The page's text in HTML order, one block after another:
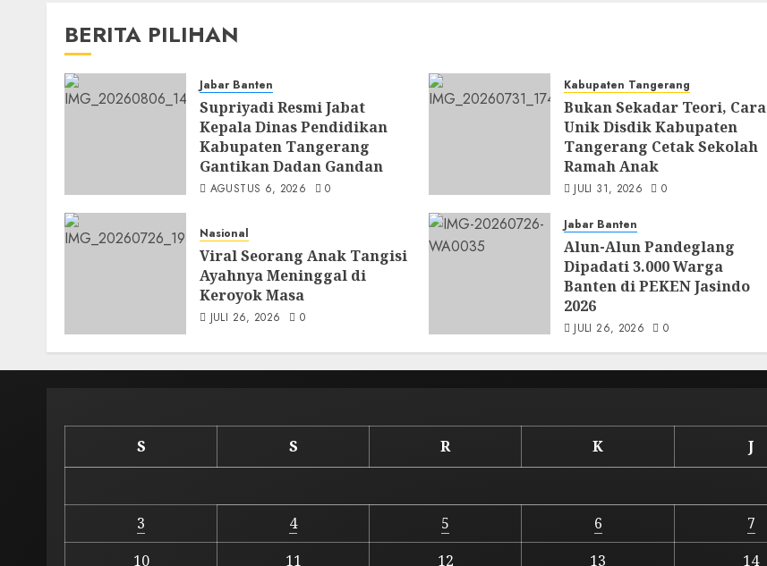
BERITA PILIHAN
Jabar Banten
Supriyadi Resmi Jabat
Kepala Dinas Pendidikan
Kabupaten Tangerang
Gantikan Dadan Gandan
AGUSTUS 6, 2026 0
Kabupaten Tangerang
Bukan Sekadar Teori, Cara
Unik Disdik Kabupaten
Tangerang Cetak Sekolah
Ramah Anak
JULI 31, 2026 0
Nasional
Viral Seorang Anak Tangisi
Ayahnya Meninggal di
Keroyok Masa
JULI 26, 2026 0
Jabar Banten
Alun-Alun Pandeglang
Dipadati 3.000 Warga
Banten di PEKEN Jasindo
2026
JULI 26, 2026 0
S S R K J
3
4 5 6 7
10
11 12 13 14